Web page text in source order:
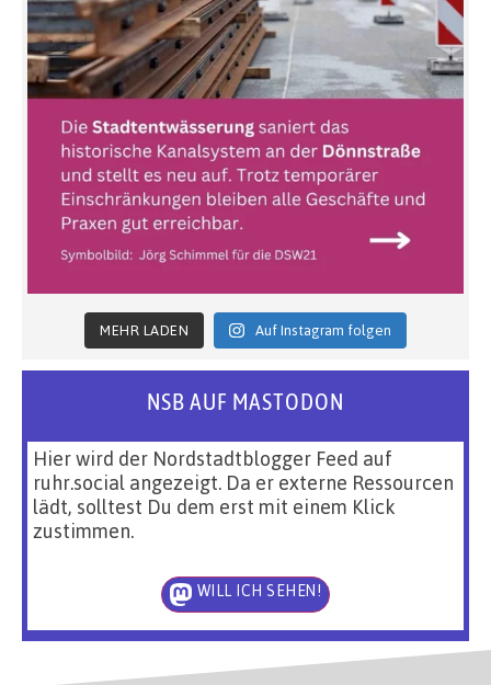
MEHR LADEN Auf Instagram folgen
NSB AUF MASTODON
Hier wird der Nordstadtblogger Feed auf
ruhr.social angezeigt. Da er externe Ressourcen
lädt, solltest Du dem erst mit einem Klick
zustimmen.
WILL ICH SEHEN!